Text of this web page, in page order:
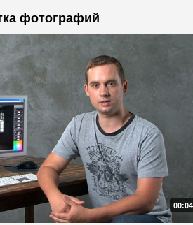
фотографий